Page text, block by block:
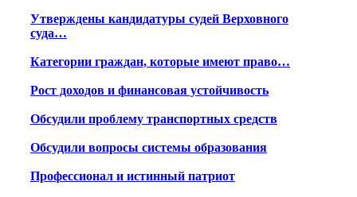
Утверждены кандидатуры судей Верховного
суда…
Категории граждан, которые имеют право…
Рост доходов и финансовая устойчивость
Обсудили проблему транспортных средств
Обсудили вопросы системы образования
Профессионал и истинный патриот